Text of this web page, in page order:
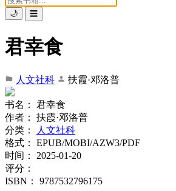
🌙 ☰
君幸食
人文社科 扶霞·邓洛普
书名：
君幸食
作者：
扶霞·邓洛普
分类：
人文社科
格式：
EPUB/MOBI/AZW3/PDF
时间：
2025-01-20
评分：
ISBN：
9787532796175